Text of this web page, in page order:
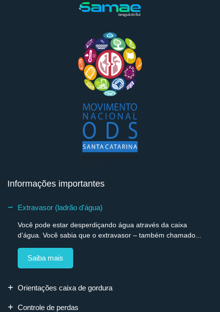
Informações importantes
Extravasor (ladrão d'água)
Você pode estar desperdiçando água através da caixa
d’água. Você sabia que o extravasor – também chamado...
Saiba mais
Orientações caixa de gordura
Controle de perdas